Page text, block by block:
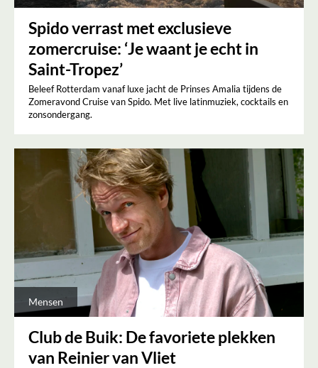
Spido verrast met exclusieve
zomercruise: ‘Je waant je echt in
Saint-Tropez’
Beleef Rotterdam vanaf luxe jacht de Prinses Amalia tijdens de
Zomeravond Cruise van Spido. Met live latinmuziek, cocktails en
zonsondergang.
Mensen
Club de Buik: De favoriete plekken
van Reinier van Vliet